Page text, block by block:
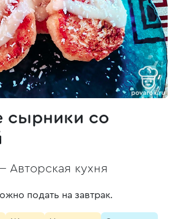
сырники со
Авторская кухня
подать на завтрак.